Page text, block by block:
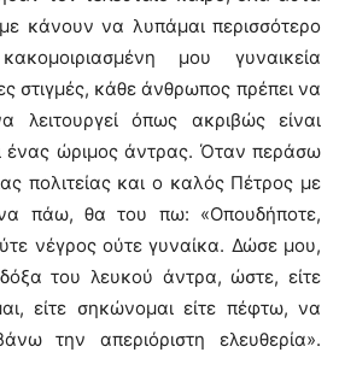
κάνουν να λυπάμαι περισσότερο
μου γυναικεία
στιγμές, κάθε άνθρωπος πρέπει να
λειτουργεί όπως ακριβώς είναι
ένας ώριμος άντρας. Όταν περάσω
πολιτείας και ο καλός Πέτρος με
πάω, θα του πω: «Οπουδήποτε,
νέγρος ούτε γυναίκα. Δώσε μου,
του λευκού άντρα, ώστε, είτε
είτε σηκώνομαι είτε πέφτω, να
την απεριόριστη ελευθερία».